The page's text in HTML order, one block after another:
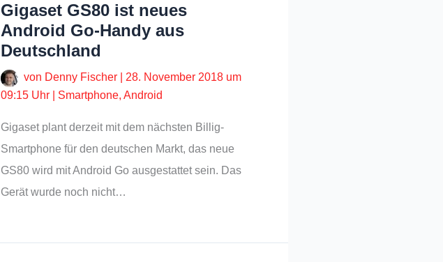
Gigaset GS80 ist neues
Android Go-Handy aus
Deutschland
von Denny Fischer
28. November 2018 um
09:15 Uhr
Smartphone, Android
Gigaset plant derzeit mit dem nächsten Billig-
Smartphone für den deutschen Markt, das neue
GS80 wird mit Android Go ausgestattet sein. Das
Gerät wurde noch nicht…